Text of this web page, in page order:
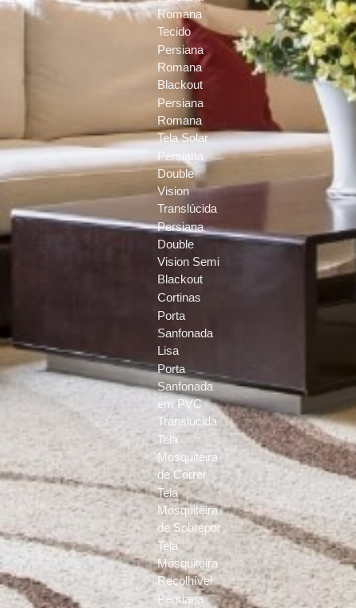
Romana
Tecido
Persiana
Romana
Blackout
Persiana
Romana
Tela Solar
Persiana
Double
Vision
Translúcida
Persiana
Double
Vision Semi
Blackout
Cortinas
Porta
Sanfonada
Lisa
Porta
Sanfonada
em PVC
Translúcida
Tela
Mosquiteira
de Correr
Tela
Mosquiteira
de Sobrepor
Tela
Mosquiteira
Recolhível
Persiana